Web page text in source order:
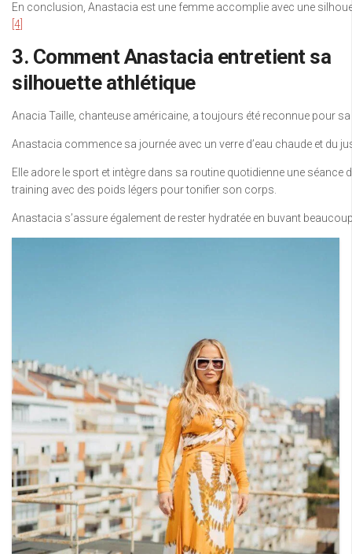
En conclusion, Anastacia est une femme accomplie avec une
[4]
3. Comment Anastacia entretient sa
silhouette athlétique
Anacia Taille, chanteuse américaine, a toujours été reconnue pour
Anastacia commence sa journée avec un verre d’eau chaude et du
Elle adore le sport et intègre dans sa routine quotidienne une séance
training avec des poids légers pour tonifier son corps.
Anastacia s’assure également de rester hydratée en buvant